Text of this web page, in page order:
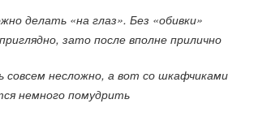
делать «на глаз». Без «обивки»
зато после вполне прилично
совсем несложно, а вот со шкафчиками
немного помудрить